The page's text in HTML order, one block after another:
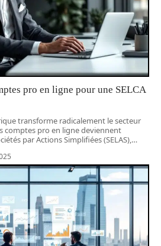
pro en ligne pour une SELCA
transforme radicalement le secteur
comptes pro en ligne deviennent
par Actions Simplifiées (SELAS),…